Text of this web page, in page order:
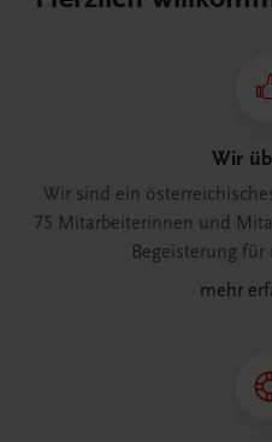
Wir
Wir sind ein
75 Mitarbeiterinnen und
Begeisterung für
mehr